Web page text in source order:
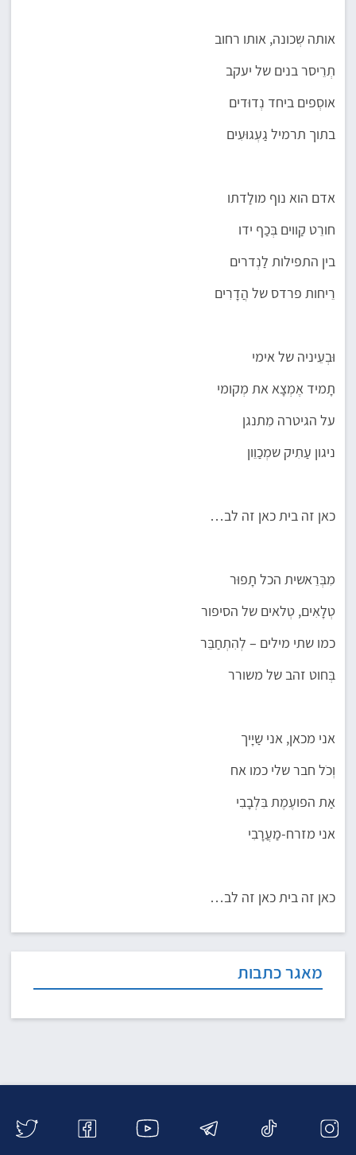
מאגר כתבות
אותה שְכונה, אותו רחוב
תְרֵיסר בנים של יעקב
אוסְפים ביחד נְדוּדים
בתוך תרמיל גַעְגוּעִים
אדם הוא נוף מולַדתו
חורֵט קַווים בְּכַף ידו
בין התפילות לַנְדרים
רֵיחות פרדס של הֲדָרִים
וּבְעֵיניה של אימי
תָמיד אֶמְצָא את מְקומי
על הגיטרה מִתנגן
ניגון עַתִיק שמְכַוֵון
כאן זה בית כאן זה לב…
מִבְּרֵאשית הכל תָפוּר
טְלָאִים, טְלאים של הסיפור
כמו שתי מילים – לְהִתְחַבֵּר
בְּחוט זהב של משורר
אני מכאן, אני שַיָיך
וְכֹל חבר שלי כמו אח
אַת הפועֶמֶת בִּלְבָבִי
אני מזרח-מַעֲרָבִי
כאן זה בית כאן זה לב…